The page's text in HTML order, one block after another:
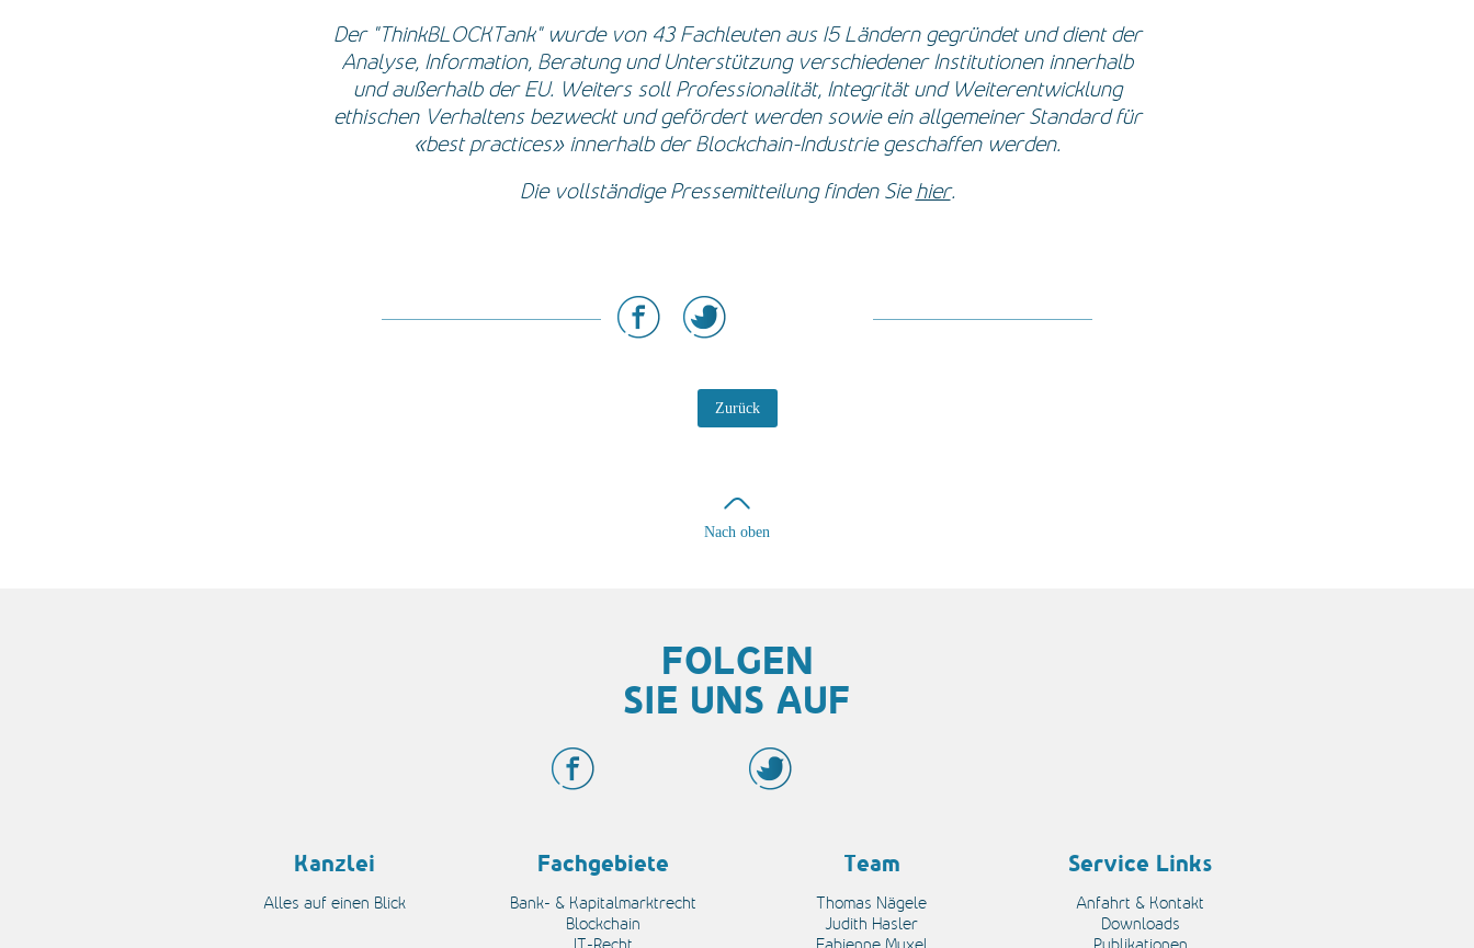
Der "ThinkBLOCKTank" wurde von 43 Fachleuten aus 15 Ländern gegründet und dient der
Analyse, Information, Beratung und Unterstützung verschiedener Institutionen innerhalb
und außerhalb der EU. Weiters soll Professionalität, Integrität und Weiterentwicklung
ethischen Verhaltens bezweckt und gefördert werden sowie ein allgemeiner Standard für
«best practices» innerhalb der Blockchain-Industrie geschaffen werden.
Die vollständige Pressemitteilung finden Siehier.
Zurück
Nach oben
FOLGEN
SIE UNS AUF
Kanzlei
Alles auf einen Blick
Fachgebiete
Bank- & Kapitalmarktrecht
Blockchain
IT-Recht
Team
Thomas Nägele
Judith Hasler
Fabienne Muxel
Service Links
Anfahrt & Kontakt
Downloads
Publikationen